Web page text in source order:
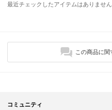
最近チェックしたアイテムはありません
この商品に
コミュニティ